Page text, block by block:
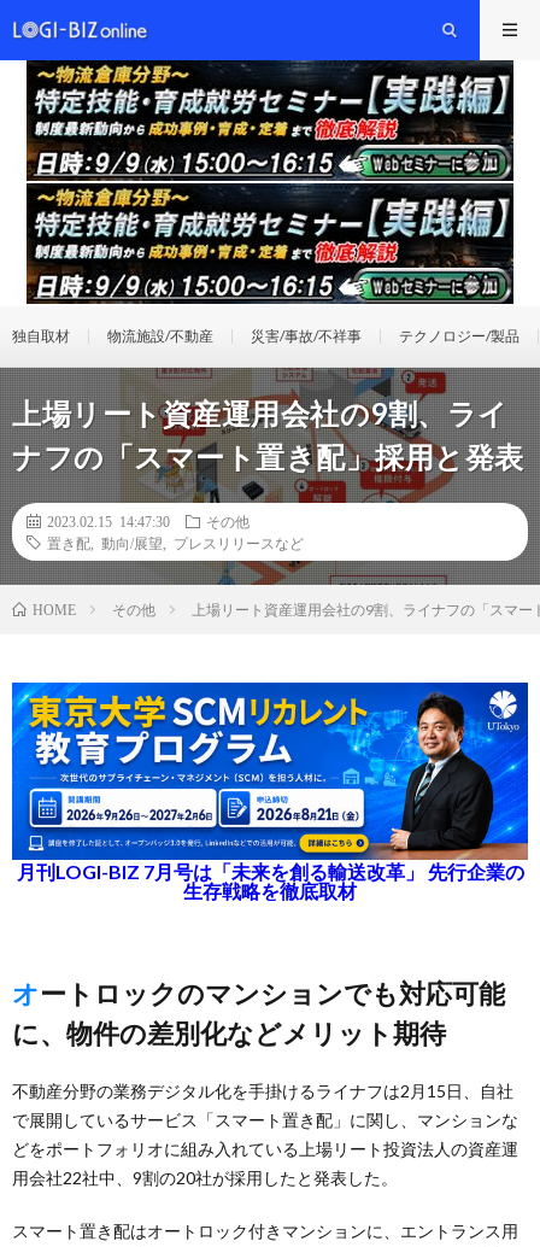
独自取材 物流施設/不動産 災害/事故/不祥事 テクノロジー/製品
上場リート資産運用会社の9割、ライ
ナフの「スマート置き配」採用と発表
2023.02.15 14:47:30
その他
置き配
動向/展望 プレスリリースなど
HOME その他 上場リート資産運用会社の9割、ライナフの「スマー
月刊LOGI-BIZ 7月号は「未来を創る輸送改革」 先行企業の
生存戦略を徹底取材
オートロックのマンションでも対応可能
に、物件の差別化などメリット期待
不動産分野の業務デジタル化を手掛けるライナフは2月15日、自社
で展開しているサービス「スマート置き配」に関し、マンションな
どをポートフォリオに組み入れている上場リート投資法人の資産運
用会社22社中、9割の20社が採用したと発表した。
スマート置き配はオートロック付きマンションに、エントランス用